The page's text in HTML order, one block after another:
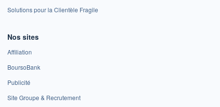
Solutions pour la Clientèle Fragile
Nos sites
Affiliation
BoursoBank
Publicité
Site Groupe & Recrutement